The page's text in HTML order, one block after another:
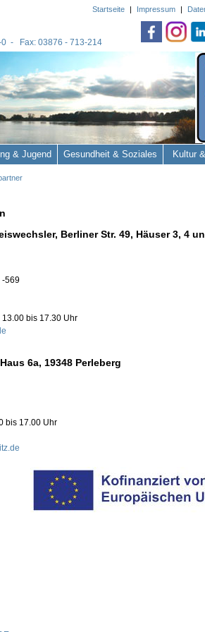
Berliner Str. 49, Häuser 3, 4
-569
bis 17.30 Uhr
6a, 19348 Perleberg
17.00 Uhr
0 - Fax: 03876 - 713-214
Startseite | Impressum |
& Jugend Gesundheit & Soziales Kultur